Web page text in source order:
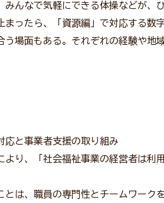
みんなで気軽にできる体操などが、
ったら、「資源編」で対応する数
う場面もある。それぞれの経験や地
応と事業者支援の取り組み
り、「社会福祉事業の経営者は利
は、職員の専門性とチームワーク